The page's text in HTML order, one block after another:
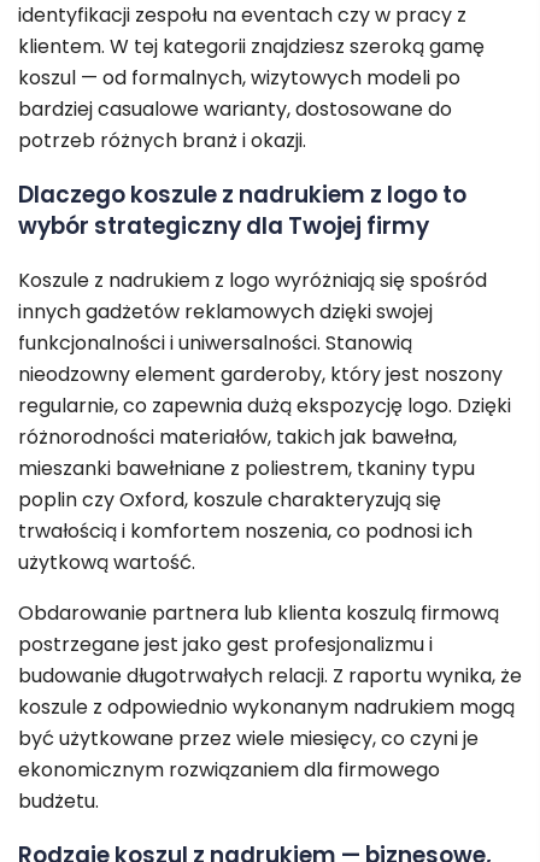
identyfikacji zespołu na eventach czy w pracy z
klientem. W tej kategorii znajdziesz szeroką gamę
koszul — od formalnych, wizytowych modeli po
bardziej casualowe warianty, dostosowane do
potrzeb różnych branż i okazji.
Dlaczego koszule z nadrukiem z logo to
wybór strategiczny dla Twojej firmy
Koszule z nadrukiem z logo wyróżniają się spośród
innych gadżetów reklamowych dzięki swojej
funkcjonalności i uniwersalności. Stanowią
nieodzowny element garderoby, który jest noszony
regularnie, co zapewnia dużą ekspozycję logo. Dzięki
różnorodności materiałów, takich jak bawełna,
mieszanki bawełniane z poliestrem, tkaniny typu
poplin czy Oxford, koszule charakteryzują się
trwałością i komfortem noszenia, co podnosi ich
użytkową wartość.
Obdarowanie partnera lub klienta koszulą firmową
postrzegane jest jako gest profesjonalizmu i
budowanie długotrwałych relacji. Z raportu wynika, że
koszule z odpowiednio wykonanym nadrukiem mogą
być użytkowane przez wiele miesięcy, co czyni je
ekonomicznym rozwiązaniem dla firmowego
budżetu.
Rodzaje koszul z nadrukiem — biznesowe,